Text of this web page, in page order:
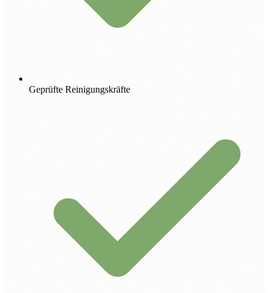
Geprüfte Reinigungskräfte